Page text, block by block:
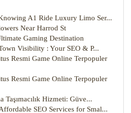
A1 Ride Luxury Limo Ser...
Near Harrod St
Gaming Destination
Visibility : Your SEO & P...
Resmi Game Online Terpopuler
Resmi Game Online Terpopuler
Taşımacılık Hizmeti: Güve...
SEO Services for Smal...